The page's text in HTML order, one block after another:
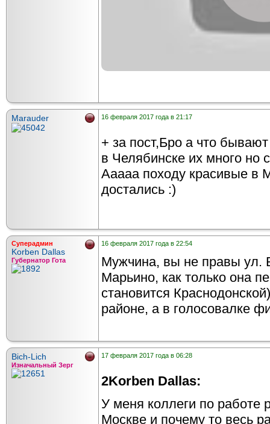
Marauder 16 февраля 2017 года в 21:17
+ за пост,Бро а что
в Челябинске их много
Ааааа походу красивые в
достались :)
Суперадмин
Korben Dallas
Губернатор Гота
16 февраля 2017 года в 22:54
Мужчина, вы не правы ул.
Марьино, как только она
становится
районе, а в голосовалке
Bich-Lich
Изначальный Зерг
17 февраля 2017 года в 06:28
2Korben Dallas:
У меня коллеги по работе
Москве и почему то весь